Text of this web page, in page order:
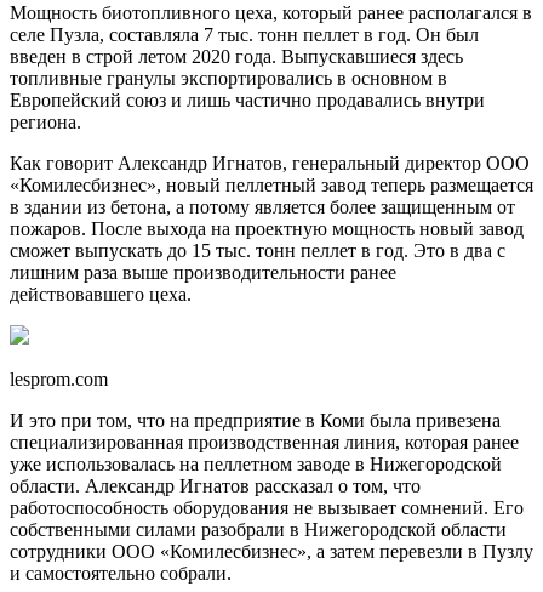
Мощность биотопливного цеха, который ранее располагался в
селе Пузла, составляла 7 тыс. тонн пеллет в год. Он был
введен в строй летом 2020 года. Выпускавшиеся здесь
топливные гранулы экспортировались в основном в
Европейский союз и лишь частично продавались внутри
региона.
Как говорит Александр Игнатов, генеральный директор ООО
«Комилесбизнес», новый пеллетный завод теперь размещается
в здании из бетона, а потому является более защищенным от
пожаров. После выхода на проектную мощность новый завод
сможет выпускать до 15 тыс. тонн пеллет в год. Это в два с
лишним раза выше производительности ранее
действовавшего цеха.
lesprom.com
И это при том, что на предприятие в Коми была привезена
специализированная производственная линия, которая ранее
уже использовалась на пеллетном заводе в Нижегородской
области. Александр Игнатов рассказал о том, что
работоспособность оборудования не вызывает сомнений. Его
собственными силами разобрали в Нижегородской области
сотрудники ООО «Комилесбизнес», а затем перевезли в Пузлу
и самостоятельно собрали.